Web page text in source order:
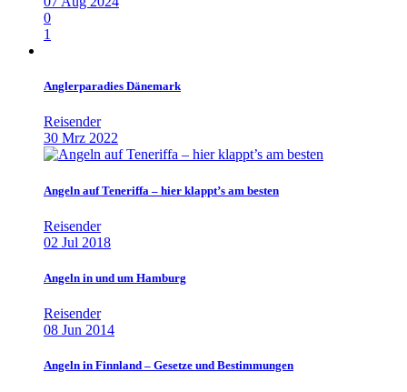
0
1
Anglerparadies Dänemark
Reisender
30 Mrz 2022
Angeln auf Teneriffa – hier klappt’s am besten
Reisender
02 Jul 2018
Angeln in und um Hamburg
Reisender
08 Jun 2014
Angeln in Finnland – Gesetze und Bestimmungen